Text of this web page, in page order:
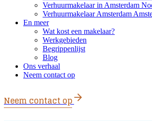
Verhuurmakelaar in Amsterdam
Verhuurmakelaar Amsterdam
En meer
Wat kost een makelaar?
Werkgebieden
Begrippenlijst
Blog
Ons verhaal
Neem contact op
Neem contact op